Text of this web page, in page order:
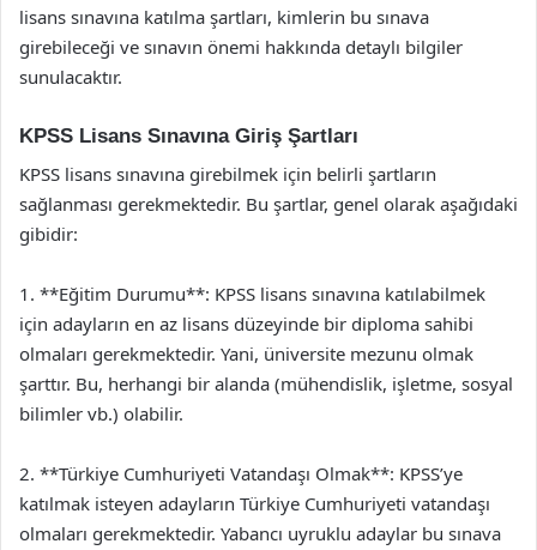
lisans sınavına katılma şartları, kimlerin bu sınava
girebileceği ve sınavın önemi hakkında detaylı bilgiler
sunulacaktır.
KPSS Lisans Sınavına Giriş Şartları
KPSS lisans sınavına girebilmek için belirli şartların
sağlanması gerekmektedir. Bu şartlar, genel olarak aşağıdaki
gibidir:
1. **Eğitim Durumu**: KPSS lisans sınavına katılabilmek
için adayların en az lisans düzeyinde bir diploma sahibi
olmaları gerekmektedir. Yani, üniversite mezunu olmak
şarttır. Bu, herhangi bir alanda (mühendislik, işletme, sosyal
bilimler vb.) olabilir.
2. **Türkiye Cumhuriyeti Vatandaşı Olmak**: KPSS’ye
katılmak isteyen adayların Türkiye Cumhuriyeti vatandaşı
olmaları gerekmektedir. Yabancı uyruklu adaylar bu sınava